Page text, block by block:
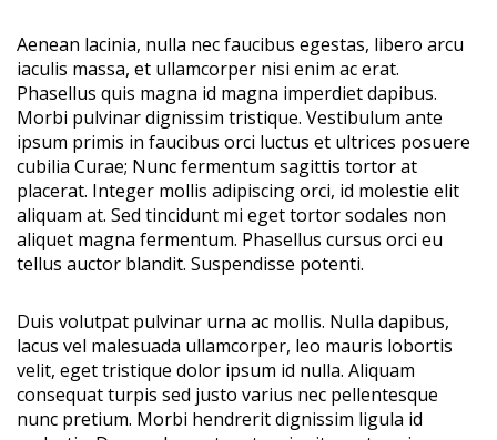
Aenean lacinia, nulla nec faucibus egestas, libero arcu
iaculis massa, et ullamcorper nisi enim ac erat.
Phasellus quis magna id magna imperdiet dapibus.
Morbi pulvinar dignissim tristique. Vestibulum ante
ipsum primis in faucibus orci luctus et ultrices posuere
cubilia Curae; Nunc fermentum sagittis tortor at
placerat. Integer mollis adipiscing orci, id molestie elit
aliquam at. Sed tincidunt mi eget tortor sodales non
aliquet magna fermentum. Phasellus cursus orci eu
tellus auctor blandit. Suspendisse potenti.
Duis volutpat pulvinar urna ac mollis. Nulla dapibus,
lacus vel malesuada ullamcorper, leo mauris lobortis
velit, eget tristique dolor ipsum id nulla. Aliquam
consequat turpis sed justo varius nec pellentesque
nunc pretium. Morbi hendrerit dignissim ligula id